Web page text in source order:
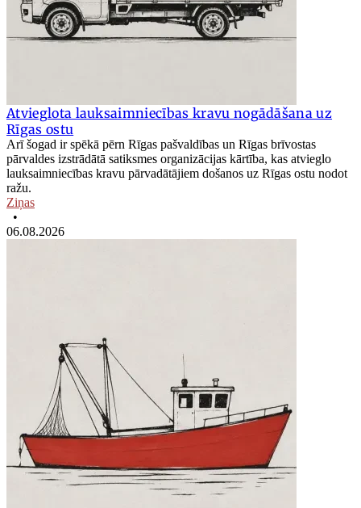
Atvieglota lauksaimniecības kravu nogādāšana uz
Rīgas ostu
Arī šogad ir spēkā pērn Rīgas pašvaldības un Rīgas brīvostas
pārvaldes izstrādātā satiksmes organizācijas kārtība, kas atvieglo
lauksaimniecības kravu pārvadātājiem došanos uz Rīgas ostu nodot
ražu.
Ziņas
•
06.08.2026